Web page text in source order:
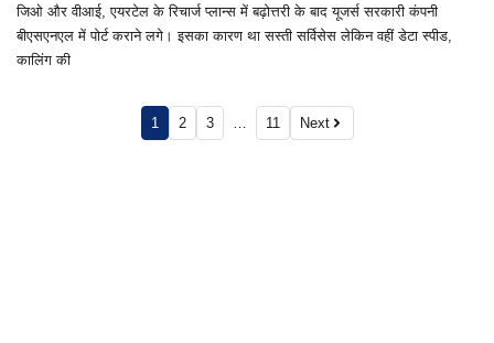
जिओ और वीआई, एयरटेल के रिचार्ज प्लान्स में बढ़ोत्तरी के बाद यूजर्स सरकारी कंपनी
बीएसएनएल में पोर्ट कराने लगे। इसका कारण था सस्ती सर्विसेस लेकिन वहीं डेटा स्पीड,
कालिंग की
1 2 3 … 11 Next